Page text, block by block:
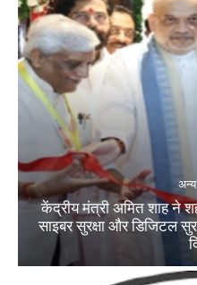
केंद्रीय मंत्री अमित शाह ने
साइबर सुरक्षा और डिजिटल